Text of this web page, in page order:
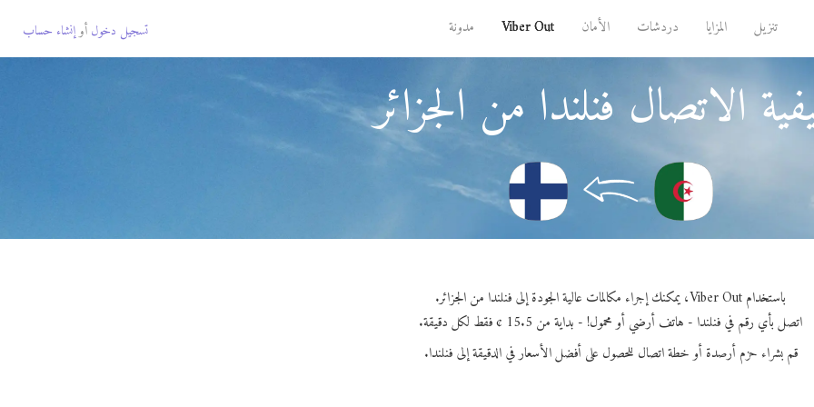
تنزيل المزايا دردشات الأمان Viber Out مدونة تسجيل دخول أوإنشاء حساب
الاتصال فنلندا من الجزائر
باستخدام Viber Out، يمكنك إجراء مكالمات عالية الجودة إلى فنلندا من الجزائر.
اتصل بأي رقم في فنلندا - هاتف أرضي أو محمول! - بداية من 15.5 ¢ فقط لكل دقيقة.
قم بشراء حزم أرصدة أو خطة اتصال للحصول على أفضل الأسعار في الدقيقة إلى فنلندا.